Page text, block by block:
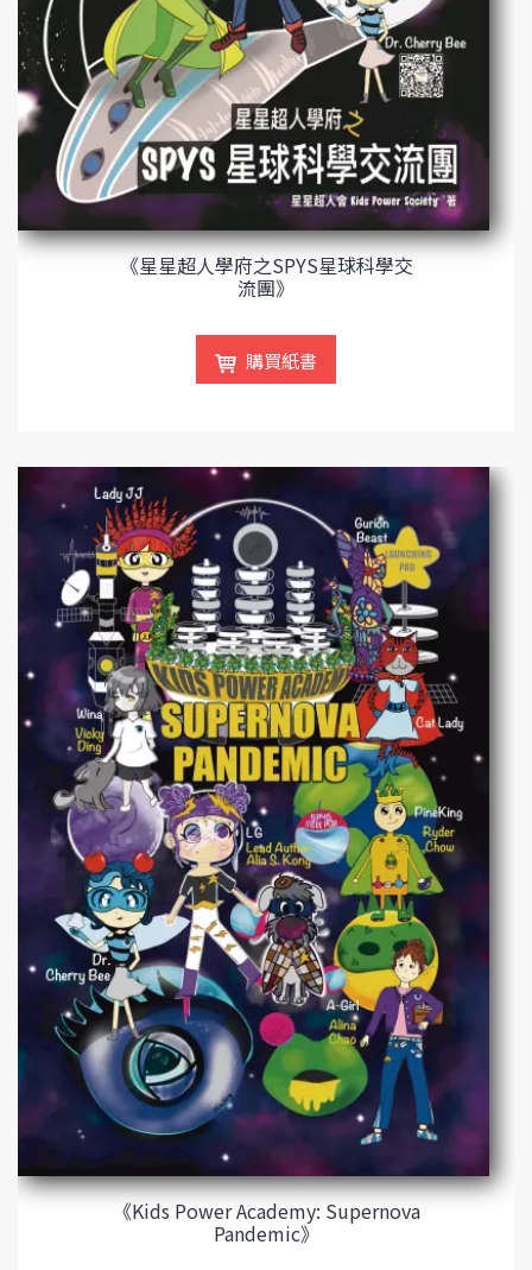
《星星超人學府之SPYS星球科學交
流團》
購買紙書
《Kids Power Academy: Supernova
Pandemic》